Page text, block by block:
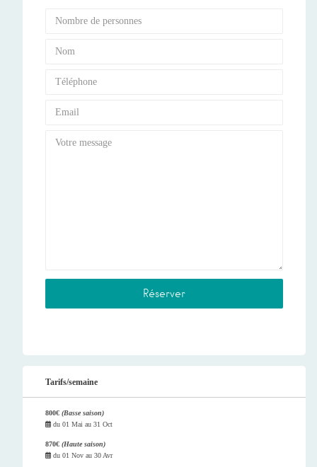
Tarifs/semaine
800€ (Basse saison)
du 01 Mai au 31 Oct
870€ (Haute saison)
du 01 Nov au 30 Avr